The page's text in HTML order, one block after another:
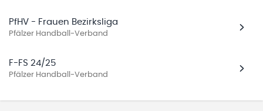
PfHV - Frauen Bezirksliga
Pfälzer Handball-Verband
F-FS 24/25
Pfälzer Handball-Verband